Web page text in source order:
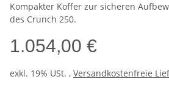
Kompakter Koffer zur sicheren
des Crunch 250.
1.054,00 €
exkl. 19% USt. , Versandkostenfreie